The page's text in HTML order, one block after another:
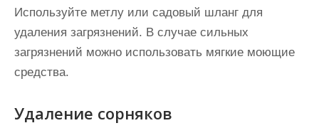
Используйте метлу или садовый шланг для
удаления загрязнений. В случае сильных
загрязнений можно использовать мягкие моющие
средства.
Удаление сорняков